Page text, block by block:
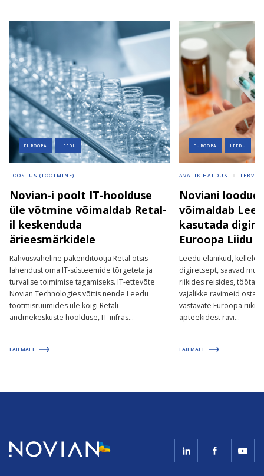
EUROOPA LEEDU
TÖÖSTUS (TOOTMINE)
Novian-i poolt IT-hoolduse
üle võtmine võimaldab Retal-
il keskenduda
ärieesmärkidele
Rahvusvaheline pakenditootja Retal otsis
lahendust oma IT-süsteemide tõrgeteta ja
turvalise toimimise tagamiseks. IT-ettevõte
Novian Technologies võttis nende Leedu
tootmisruumides üle kõigi Retali
andmekeskuste hoolduse, IT-infras...
LAIEMALT
EUROOPA LEEDU
AVALIK HALDUS
Noviani loodud
võimaldab
kasutada
Euroopa Liidu
Leedu elanikud, kellele
digiretsept, saavad
riikides reisides,
vajalikke ravimeid osta.
vastavate Euroopa
apteekidest ravi...
LAIEMALT